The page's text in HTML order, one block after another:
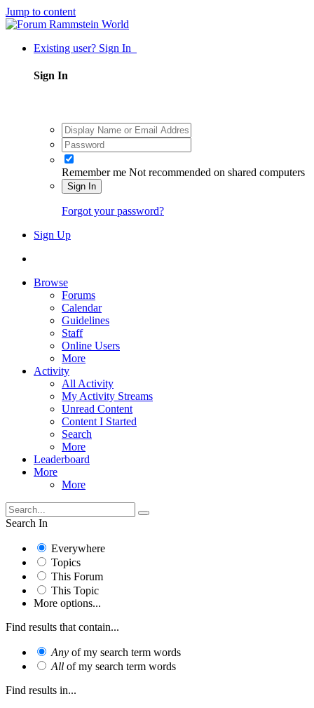
Jump to content
Existing user? Sign In
Sign In
Remember me Not recommended on shared computers
Sign In
Forgot your password?
Sign Up
Browse
Forums
Calendar
Guidelines
Staff
Online Users
More
Activity
All Activity
My Activity Streams
Unread Content
Content I Started
Search
More
Leaderboard
More
More
Search In
Everywhere
Topics
This Forum
This Topic
More options...
Find results that contain...
Any of my search term words
All of my search term words
Find results in...